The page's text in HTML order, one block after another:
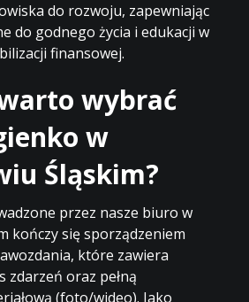
do rozwoju, zapewniając
do godnego życia i edukacji w
finansowej.
wybrać
w
Śląskim?
przez nasze biuro w
kończy się sporządzeniem
które zawiera
oraz pełną
(foto/wideo). Jako